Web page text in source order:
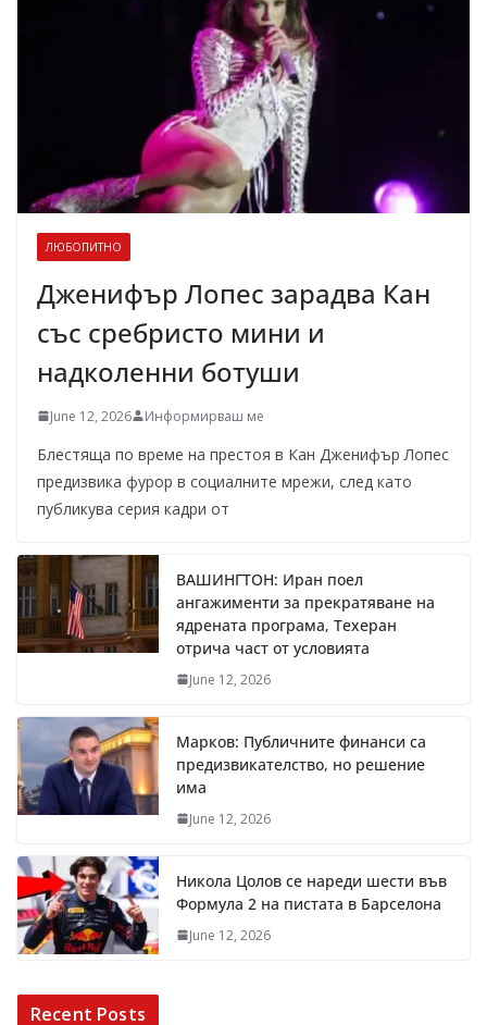
ЛЮБОПИТНО
Дженифър Лопес зарадва Кан
със сребристо мини и
надколенни ботуши
June 12, 2026 Информирваш ме
Блестяща по време на престоя в Кан Дженифър Лопес
предизвика фурор в социалните мрежи, след като
публикува серия кадри от
ВАШИНГТОН: Иран поел
ангажименти за прекратяване на
ядрената програма, Техеран
отрича част от условията
June 12, 2026
Марков: Публичните финанси са
предизвикателство, но решение
има
June 12, 2026
Никола Цолов се нареди шести във
Формула 2 на пистата в Барселона
June 12, 2026
Recent Posts